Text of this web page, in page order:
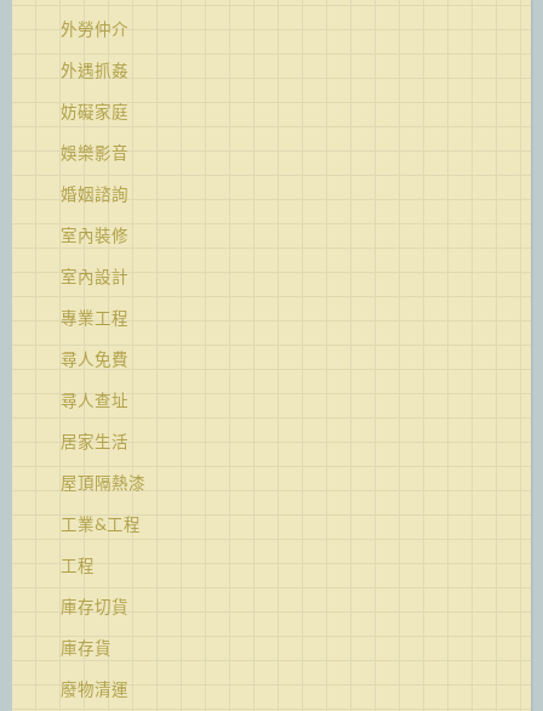
外勞仲介
外遇抓姦
妨礙家庭
娛樂影音
婚姻諮詢
室內裝修
室內設計
專業工程
尋人免費
尋人查址
居家生活
屋頂隔熱漆
工業&工程
工程
庫存切貨
庫存貨
廢物清運